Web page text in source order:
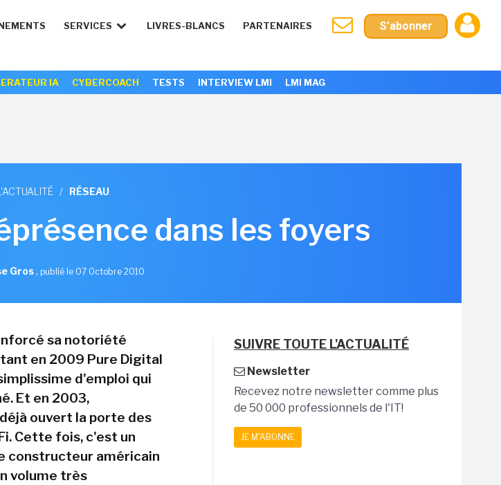
SERVICES LIVRES-BLANCS PARTENAIRES S'abonner
IA CYBERCOACH TESTS INTERVIEW LMI LMI MAG
/ RÉSEAU
dans les foyers
Gros, publié le 07 Octobre 2010
sa notoriété
en 2009 Pure Digital
d'emploi qui
Et en 2003,
ouvert la porte des
Cette fois, c'est un
constructeur américain
volume très
SUIVRE TOUTE L'ACTUALITÉ
Newsletter
Recevez notre newsletter comme plus
de 50 000 professionnels de l'IT!
JE M'ABONNE